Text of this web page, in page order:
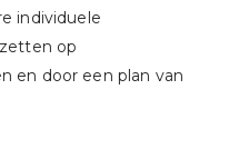
individuele
op
en door een plan van